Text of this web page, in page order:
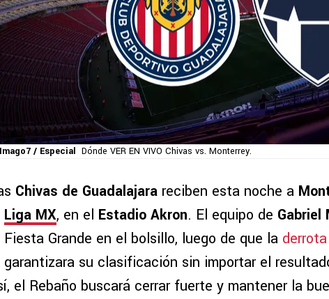
/ Especial Dónde VER EN VIVO Chivas vs. Monterrey.
Chivas de Guadalajara reciben esta noche a
Liga MX, en el Estadio Akron. El equipo de Gabriel
Fiesta Grande en el bolsillo, luego de que la
garantizara su clasificación sin importar el
el Rebaño buscará cerrar fuerte y mantener la